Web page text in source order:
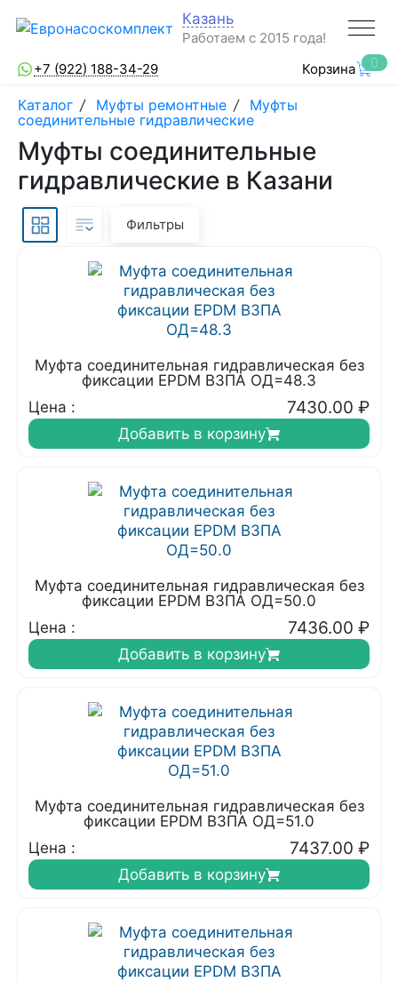
Казань
Работаем с 2015 года!
+7 (922) 188-34-29
Корзина 0
Каталог / Муфты ремонтные / Муфты
соединительные гидравлические
Муфты соединительные
гидравлические в Казани
Фильтры
Муфта соединительная гидравлическая без
фиксации EPDM ВЗПА ОД=48.3
Цена :
7430.00 ₽
Добавить в корзину
Муфта соединительная гидравлическая без
фиксации EPDM ВЗПА ОД=50.0
Цена :
7436.00 ₽
Добавить в корзину
Муфта соединительная гидравлическая без
фиксации EPDM ВЗПА ОД=51.0
Цена :
7437.00 ₽
Добавить в корзину